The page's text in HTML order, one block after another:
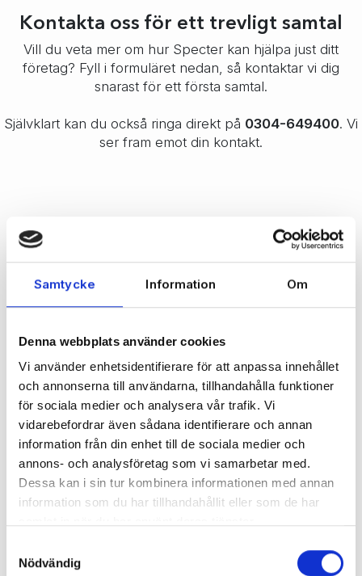
Samtycke Information Om
Denna webbplats använder cookies
Vi använder enhetsidentifierare för att anpassa innehållet
och annonserna till användarna, tillhandahålla funktioner
för sociala medier och analysera vår trafik. Vi
vidarebefordrar även sådana identifierare och annan
information från din enhet till de sociala medier och
annons- och analysföretag som vi samarbetar med.
Dessa kan i sin tur kombinera informationen med annan
information som du har tillhandahållit eller som de har
Nödvändig
Kontakta oss för ett trevligt samtal
Vill du veta mer om hur Specter kan hjälpa just ditt
företag? Fyll i formuläret nedan, så kontaktar vi dig
snarast för ett första samtal.
Självklart kan du också ringa direkt på 0304-649400. Vi
ser fram emot din kontakt.